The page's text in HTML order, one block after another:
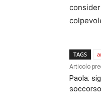
TAGS
Articolo
Paola: